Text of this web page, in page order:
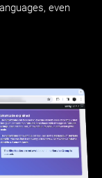
even